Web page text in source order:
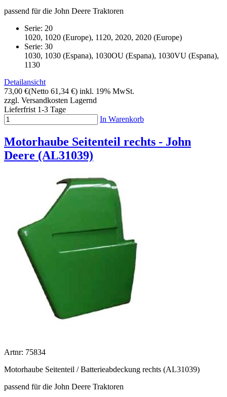
passend für die John Deere Traktoren
Serie: 20
1020, 1020 (Europe), 1120, 2020, 2020 (Europe)
Serie: 30
1030, 1030 (Espana), 1030OU (Espana), 1030VU (Espana),
1130
Detailansicht
73,00 €(Netto 61,34 €) inkl. 19% MwSt.
zzgl. Versandkosten Lagernd
Lieferfrist 1-3 Tage
In Warenkorb
Motorhaube Seitenteil rechts - John
Deere (AL31039)
Artnr: 75834
Motorhaube Seitenteil / Batterieabdeckung rechts (AL31039)
passend für die John Deere Traktoren